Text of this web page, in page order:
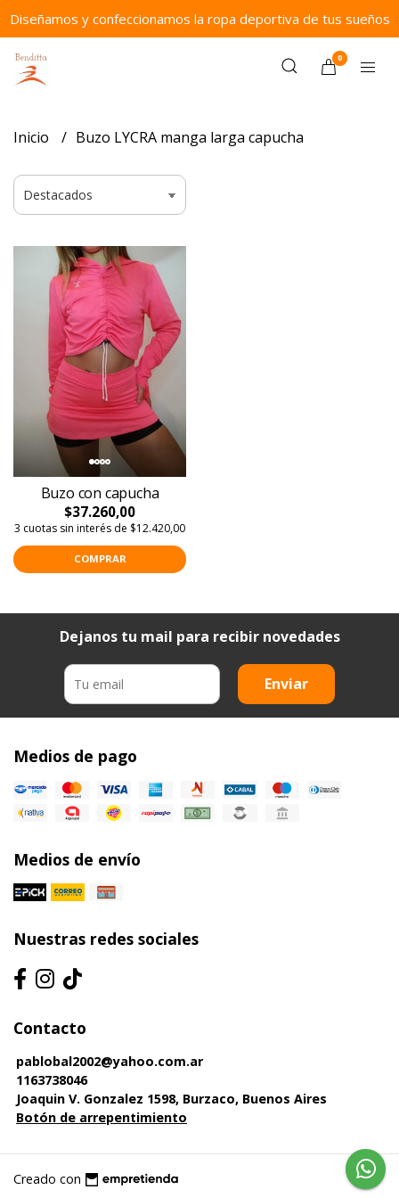
Diseñamos y confeccionamos la ropa deportiva de tus sueños
0
Inicio Buzo LYCRA manga larga capucha
Buzo con capucha
$37.260,00
3 cuotas sin interés de $12.420,00
COMPRAR
Dejanos tu mail para recibir novedades
Enviar
Medios de pago
Medios de envío
Nuestras redes sociales
Contacto
pablobal2002@yahoo.com.ar
1163738046
Joaquin V. Gonzalez 1598, Burzaco, Buenos Aires
Botón de arrepentimiento
Creado con